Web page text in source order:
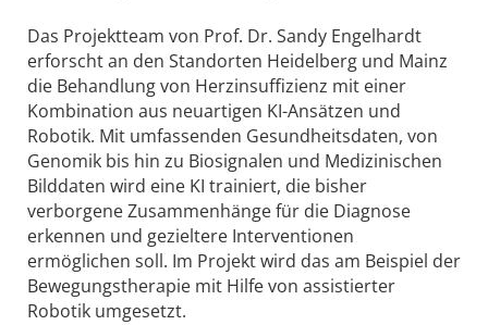
Das Projektteam von Prof. Dr. Sandy Engelhardt
erforscht an den Standorten Heidelberg und Mainz
die Behandlung von Herzinsuffizienz mit einer
Kombination aus neuartigen KI-Ansätzen und
Robotik. Mit umfassenden Gesundheitsdaten, von
Genomik bis hin zu Biosignalen und Medizinischen
Bilddaten wird eine KI trainiert, die bisher
verborgene Zusammenhänge für die Diagnose
erkennen und gezieltere Interventionen
ermöglichen soll. Im Projekt wird das am Beispiel der
Bewegungstherapie mit Hilfe von assistierter
Robotik umgesetzt.